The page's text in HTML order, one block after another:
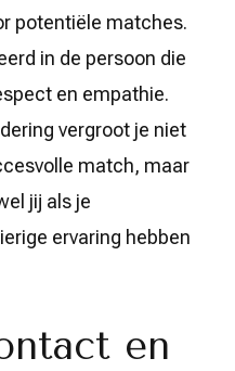
potentiële matches.
in de persoon die
en empathie.
vergroot je niet
match, maar
jij als je
ervaring hebben
en